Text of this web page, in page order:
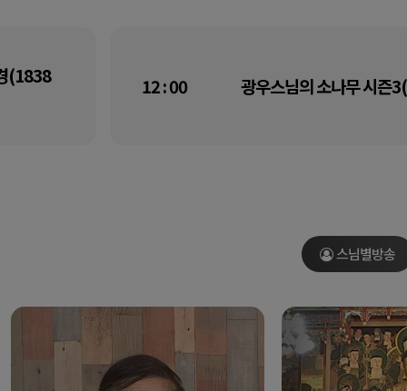
(1838 12 : 00 광우스님의 소나무 시즌
스님별방송